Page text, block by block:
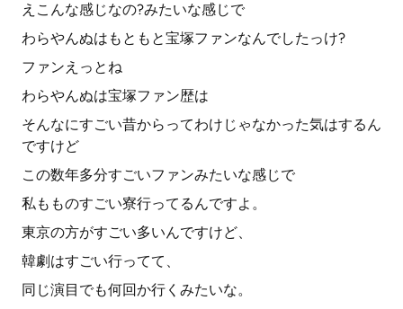
えこんな感じなの?みたいな感じで
わらやんぬはもともと宝塚ファンなんでしたっけ?
ファンえっとね
わらやんぬは宝塚ファン歴は
そんなにすごい昔からってわけじゃなかった気はするん
ですけど
この数年多分すごいファンみたいな感じで
私もものすごい寮行ってるんですよ。
東京の方がすごい多いんですけど、
韓劇はすごい行ってて、
同じ演目でも何回か行くみたいな。